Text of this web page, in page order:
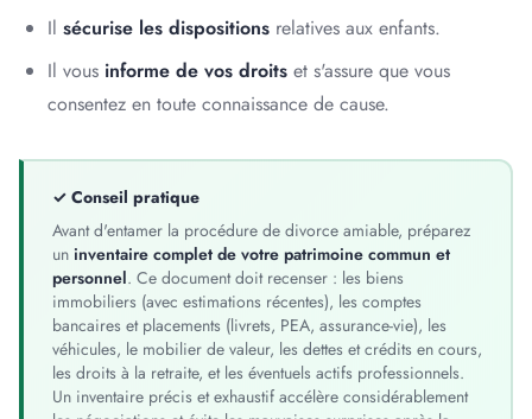
Il sécurise les dispositions relatives aux enfants.
Il vous informe de vos droits et s'assure que vous
consentez en toute connaissance de cause.
✓ Conseil pratique
Avant d'entamer la procédure de divorce amiable, préparez
un inventaire complet de votre patrimoine commun et
personnel. Ce document doit recenser : les biens
immobiliers (avec estimations récentes), les comptes
bancaires et placements (livrets, PEA, assurance-vie), les
véhicules, le mobilier de valeur, les dettes et crédits en cours,
les droits à la retraite, et les éventuels actifs professionnels.
Un inventaire précis et exhaustif accélère considérablement